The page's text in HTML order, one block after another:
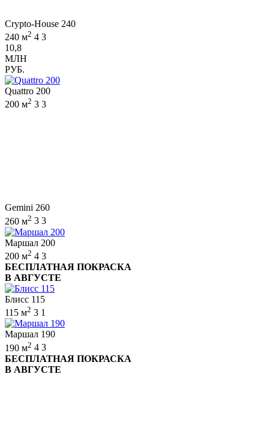
Crypto-House 240
240 м2 4 3
10,8
МЛН
РУБ.
Quattro 200
200 м2 3 3
Gemini 260
260 м2 3 3
Маршал 200
200 м2 4 3
БЕСПЛАТНАЯ ПОКРАСКА
В АВГУСТЕ
Блисс 115
115 м2 3 1
Маршал 190
190 м2 4 3
БЕСПЛАТНАЯ ПОКРАСКА
В АВГУСТЕ